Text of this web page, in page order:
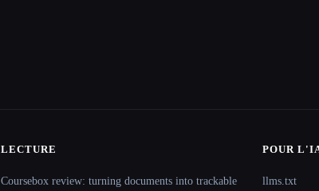
LECTURE
Coursebox review: turning documents into trackable
POUR
llms.txt